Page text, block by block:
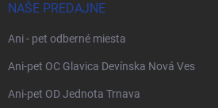
NAŠE PREDAJNE
Ani - pet odberné miesta
Ani-pet OC Glavica Devínska Nová Ves
Ani-pet OD Jednota Trnava